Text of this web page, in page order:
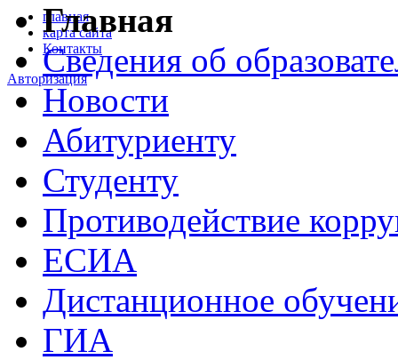
главная
карта сайта
Контакты
Авторизация
Главная
Сведения об
Новости
Абитуриенту
Студенту
Противодействие
ЕСИА
Дистанционное
ГИА